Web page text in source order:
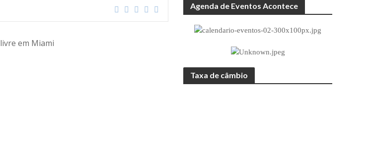
em Miami
Agenda de Eventos Acontece
Taxa de câmbio